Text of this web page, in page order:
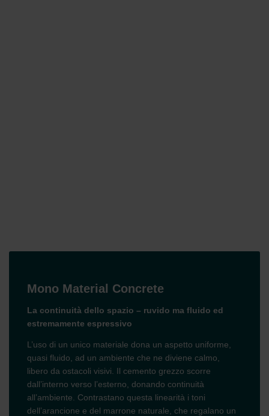
Mono Material Concrete
La continuità dello spazio – ruvido ma fluido ed
estremamente espressivo
L’uso di un unico materiale dona un aspetto uniforme,
quasi fluido, ad un ambiente che ne diviene calmo,
libero da ostacoli visivi. Il cemento grezzo scorre
dall’interno verso l’esterno, donando continuità
all’ambiente. Contrastano questa linearità i toni
dell’arancione e del marrone naturale, che regalano un